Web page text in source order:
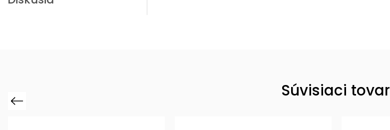
Súvisiaci tovar
Previous